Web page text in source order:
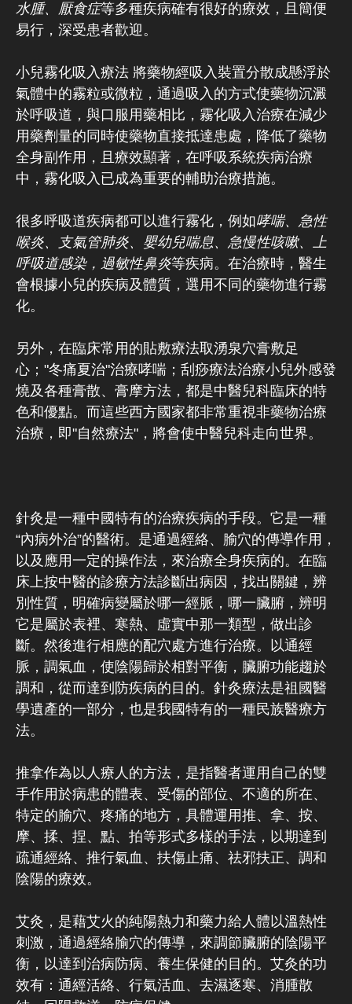
水腫、厭食症等多種疾病確有很好的療效，且簡便
易行，深受患者歡迎。
小兒霧化吸入療法 將藥物經吸入裝置分散成懸浮於
氣體中的霧粒或微粒，通過吸入的方式使藥物沉澱
於呼吸道，與口服用藥相比，霧化吸入治療在減少
用藥劑量的同時使藥物直接抵達患處，降低了藥物
全身副作用，且療效顯著，在呼吸系統疾病治療
中，霧化吸入已成為重要的輔助治療措施。
很多呼吸道疾病都可以進行霧化，例如哮喘、急性
喉炎、支氣管肺炎、嬰幼兒喘息、急慢性咳嗽、上
呼吸道感染，過敏性鼻炎等疾病。在治療時，醫生
會根據小兒的疾病及體質，選用不同的藥物進行霧
化。
另外，在臨床常用的貼敷療法取湧泉穴膏敷足
心；"冬痛夏治"治療哮喘；刮痧療法治療小兒外感發
燒及各種膏散、膏摩方法，都是中醫兒科臨床的特
色和優點。而這些西方國家都非常重視非藥物治療
治療，即"自然療法"，將會使中醫兒科走向世界。
針灸是一種中國特有的治療疾病的手段。它是一種
“內病外治”的醫術。是通過經絡、腧穴的傳導作用，
以及應用一定的操作法，來治療全身疾病的。在臨
床上按中醫的診療方法診斷出病因，找出關鍵，辨
別性質，明確病變屬於哪一經脈，哪一臟腑，辨明
它是屬於表裡、寒熱、虛實中那一類型，做出診
斷。然後進行相應的配穴處方進行治療。以通經
脈，調氣血，使陰陽歸於相對平衡，臟腑功能趨於
調和，從而達到防疾病的目的。針灸療法是祖國醫
學遺產的一部分，也是我國特有的一種民族醫療方
法。
推拿作為以人療人的方法，是指醫者運用自己的雙
手作用於病患的體表、受傷的部位、不適的所在、
特定的腧穴、疼痛的地方，具體運用推、拿、按、
摩、揉、捏、點、拍等形式多樣的手法，以期達到
疏通經絡、推行氣血、扶傷止痛、祛邪扶正、調和
陰陽的療效。
艾灸，是藉艾火的純陽熱力和藥力給人體以溫熱性
刺激，通過經絡腧穴的傳導，來調節臟腑的陰陽平
衡，以達到治病防病、養生保健的目的。艾灸的功
效有：通經活絡、行氣活血、去濕逐寒、消腫散